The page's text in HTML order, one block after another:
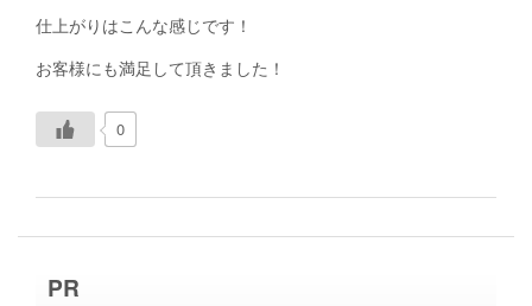
仕上がりはこんな感じです！
お客様にも満足して頂きました！
0
PR